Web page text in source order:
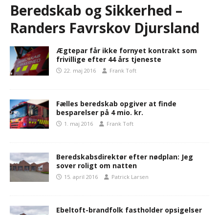
Beredskab og Sikkerhed –
Randers Favrskov Djursland
Ægtepar får ikke fornyet kontrakt som
frivillige efter 44 års tjeneste
22. maj 2016 Frank Toft
Fælles beredskab opgiver at finde
besparelser på 4 mio. kr.
1. maj 2016 Frank Toft
Beredskabsdirektør efter nødplan: Jeg
sover roligt om natten
15. april 2016 Patrick Larsen
Ebeltoft-brandfolk fastholder opsigelser